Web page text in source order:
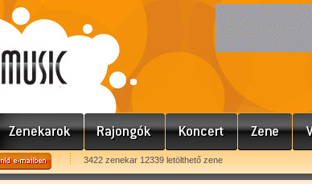
3422 zenekar 12339 letölthető zene